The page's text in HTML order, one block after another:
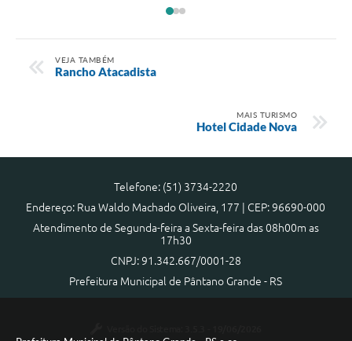
VEJA TAMBÉM
Rancho Atacadista
MAIS TURISMO
Hotel Cidade Nova
Telefone: (51) 3734-2220
Endereço: Rua Waldo Machado Oliveira, 177 | CEP: 96690-000
Atendimento de Segunda-feira a Sexta-feira das 08h00m as
17h30
CNPJ: 91.342.667/0001-28
Prefeitura Municipal de Pântano Grande - RS